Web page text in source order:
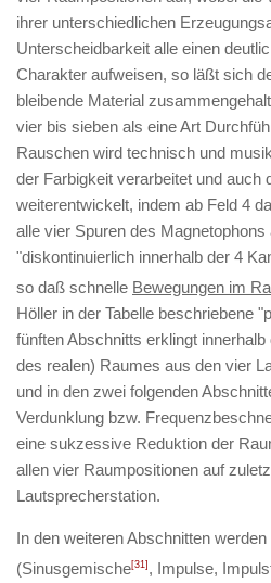
ihrer unterschiedlichen
Unterscheidbarkeit alle einen
Charakter aufweisen, so läßt sich
bleibende Material
vier bis sieben als eine Art
Rauschen wird technisch und
der Farbigkeit verarbeitet und auch
weiterentwickelt, indem ab Feld 4
alle vier Spuren des
"diskontinuierlich innerhalb der 4
so daß schnelle Bewegungen im
Höller in der Tabelle beschriebene
fünften Abschnitts erklingt
des realen) Raumes aus den vier
und in den zwei folgenden
Verdunklung bzw.
eine sukzessive Reduktion der
allen vier Raumpositionen auf
Lautsprecherstation.
In den weiteren Abschnitten
(Sinusgemische[31] , Impulse,